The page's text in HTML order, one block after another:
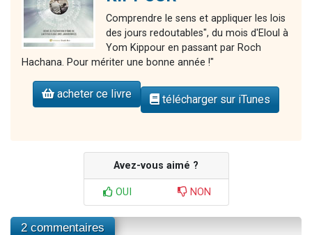
Comprendre le sens et appliquer les lois
des jours redoutables", du mois d'Eloul à
Yom Kippour en passant par Roch
Hachana. Pour mériter une bonne année !"
acheter ce livre télécharger sur iTunes
Avez-vous aimé ?
OUI NON
2 commentaires